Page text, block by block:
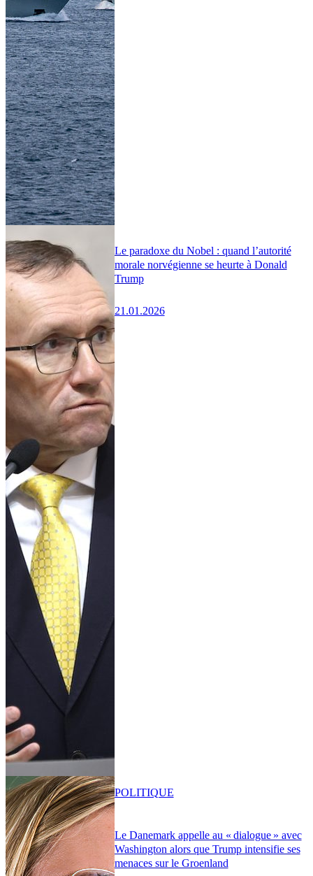
Le paradoxe du Nobel : quand l’autorité
morale norvégienne se heurte à Donald
Trump
21.01.2026
Le Danemark appelle au « dialogue » avec
Washington alors que Trump intensifie ses
menaces sur le Groenland
POLITIQUE